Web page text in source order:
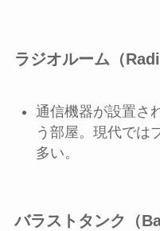
ラジオルーム（
通信機器が設置さ
う部屋。現代では
多い。
バラストタンク（